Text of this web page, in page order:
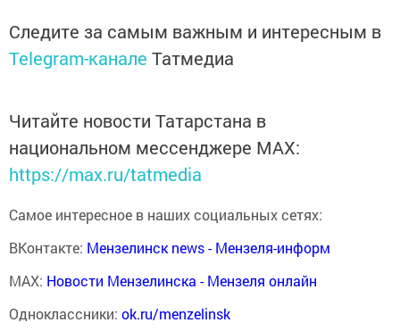
Следите за самым важным и интересным в
Telegram-канале Татмедиа
Читайте новости Татарстана в
национальном мессенджере MАХ:
https://max.ru/tatmedia
Самое интересное в наших социальных сетях:
ВКонтакте: Мензелинск news - Мензеля-информ
MAX: Новости Мензелинска - Мензеля онлайн
Одноклассники: ok.ru/menzelinsk